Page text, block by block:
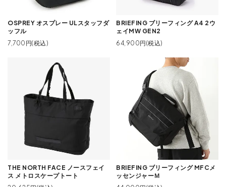
OSPREY オスプレー ULスタッフダ
ッフル
7,700円(税込)
BRIEFING ブリーフィング A4 2ウ
ェイMW GEN2
64,900円(税込)
THE NORTH FACE ノースフェイ
ス メトロスケープトート
BRIEFING ブリーフィング MFCメ
ッセンジャーＭ